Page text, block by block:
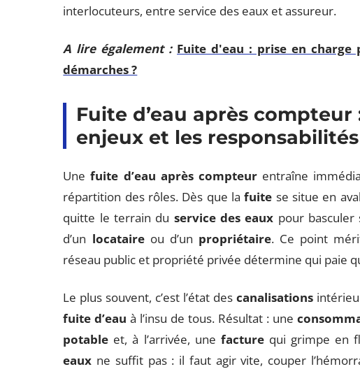
interlocuteurs, entre service des eaux et assureur.
A lire également : Fuite d'eau : prise en charge
démarches ?
Fuite d’eau après
enjeux et les responsabilités
Unefuite d’eau après compteurentraîne
répartition des rôles. Dès que lafuite se situe en
quitte le terrain du service des eaux pour basculer
d’un locataireou d’un propriétaire. Ce point
réseau public et propriété privée détermine qui paie
Le plus souvent, c’est l’état des canalisations
fuite d’eau à l’insu de tous. Résultat : une
potable et, à l’arrivée, une facturequi grimpe en
eaux ne suffit pas : il faut agir vite, couper